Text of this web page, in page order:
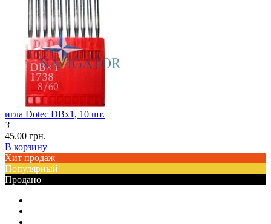
игла Dotec DBx1, 10 шт.
3
45.00 грн.
В корзину
Хит продаж
Популярный
Продано